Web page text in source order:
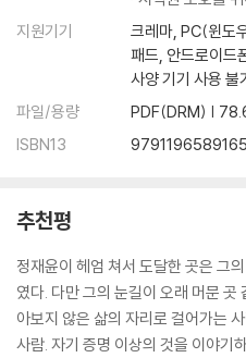
지원기기
크레마, PC(윈도
패드, 안드로이드
사양 기기 사용
파일/용량
PDF(DRM) |
ISBN13
9791196589165
추천평
정재윤이 헤엄 쳐서 도달한 곳은 그
였다. 다만 그의 눈길이 오래 머문 곳
아보지 않은 삶의 자리로 걸어가는
사람. 자기 증명 이상의 것을 이야기